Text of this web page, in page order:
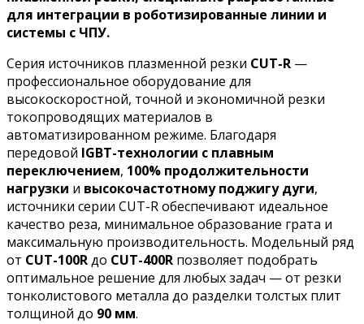
для интеграции в роботизированные линии и
системы с ЧПУ.
Серия источников плазменной резки CUT-R —
профессиональное оборудование для
высокоскоростной, точной и экономичной резки
токопроводящих материалов в
автоматизированном режиме. Благодаря
передовой IGBT-технологии с плавным
переключением, 100% продолжительности
нагрузки и высокочастотному поджигу дуги,
источники серии CUT-R обеспечивают идеальное
качество реза, минимальное образование грата и
максимальную производительность. Модельный ряд
от CUT-100Rдо CUT-400R позволяет подобрать
оптимальное решение для любых задач — от резки
тонколистового металла до разделки толстых плит
толщиной до 90 мм.